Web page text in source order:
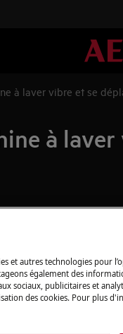
à laver vibre et se
à
et autres technologies pour
également des
sociaux, publicitaires et
des cookies. Pour plus